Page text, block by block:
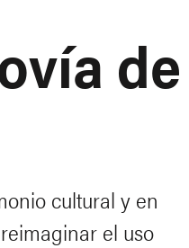
de
cultural y en
reimaginar el uso